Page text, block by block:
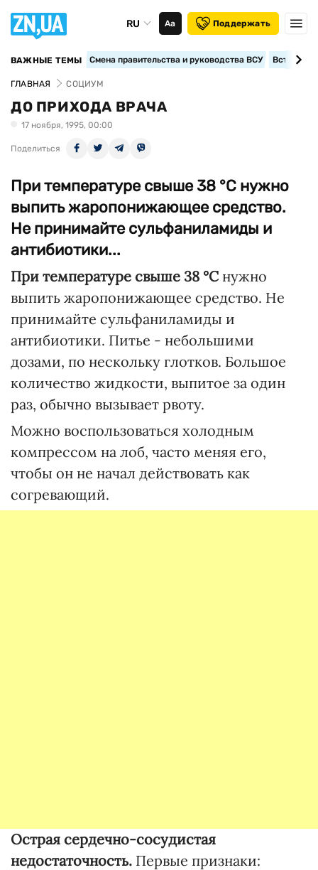
RU Аа Поддержать
ВАЖНЫЕ ТЕМЫ Смена правительства и руководства ВСУ
ГЛАВНАЯ СОЦИУМ
ДО ПРИХОДА ВРАЧА
17 ноября, 1995, 00:00
Поделиться
При температуре свыше 38 °С нужно
выпить жаропонижающее средство.
Не принимайте сульфаниламиды и
антибиотики...
При температуре свыше 38 °С нужно
выпить жаропонижающее средство. Не
принимайте сульфаниламиды и
антибиотики. Питье - небольшими
дозами, по нескольку глотков. Большое
количество жидкости, выпитое за один
раз, обычно вызывает рвоту.
Можно воспользоваться холодным
компрессом на лоб, часто меняя его,
чтобы он не начал действовать как
согревающий.
Острая сердечно-сосудистая
недостаточность. Первые признаки: